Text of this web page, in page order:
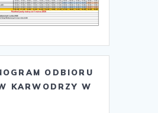
ODBIORU
KARWODRZY W